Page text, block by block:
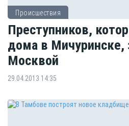
Происшествия
Преступников,
дома в Мичуринске,
Москвой
29.04.2013 14:35